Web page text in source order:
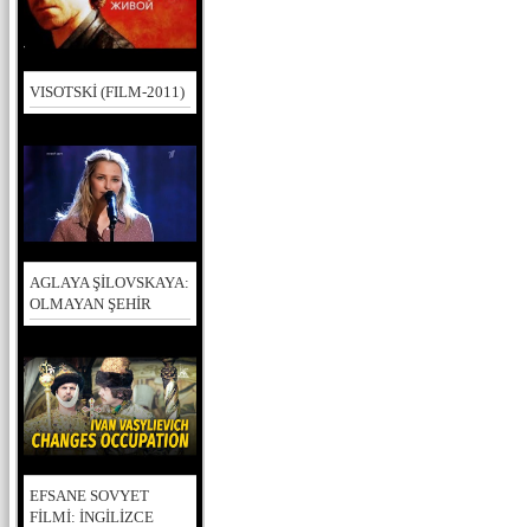
VISOTSKİ (FILM-2011)
AGLAYA ŞİLOVSKAYA:
OLMAYAN ŞEHİR
EFSANE SOVYET
FİLMİ: İNGİLİZCE